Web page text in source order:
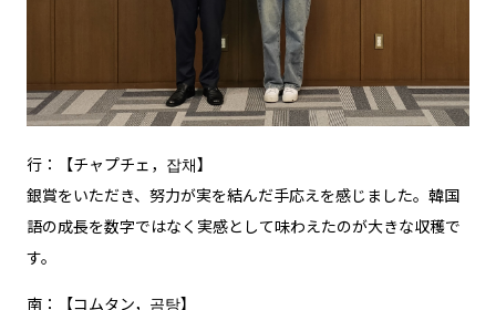
行：【チャプチェ，잡채】
銀賞をいただき、努力が実を結んだ手応えを感じました。韓国
語の成長を数字ではなく実感として味わえたのが大きな収穫で
す。
南：【コムタン，곰탕】